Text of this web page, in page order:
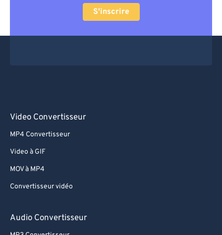
S'inscrire
Video Convertisseur
MP4 Convertisseur
Video à GIF
MOV à MP4
Convertisseur vidéo
Audio Convertisseur